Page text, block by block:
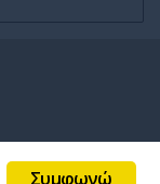
Συμφωνώ